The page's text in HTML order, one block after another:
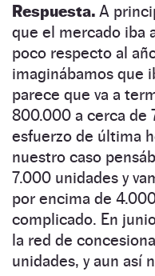
Respuesta. A
que el mercado iba
poco respecto al
imaginábamos que
parece que va a
800.000 a cerca de
esfuerzo de última
nuestro caso
7.000 unidades y
por encima de
complicado. En
la red de
unidades, y aun así